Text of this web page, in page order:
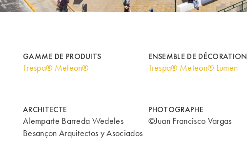
GAMME DE PRODUITS
Trespa® Meteon®
ENSEMBLE DE DÉCORATION
Trespa® Meteon® Lumen
ARCHITECTE
Alemparte Barreda Wedeles
Besançon Arquitectos y Asociados
PHOTOGRAPHE
©Juan Francisco Vargas